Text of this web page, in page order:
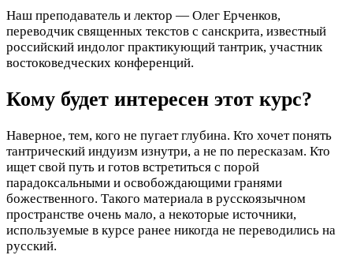
Наш преподаватель и лектор — Олег Ерченков,
переводчик священных текстов с санскрита, известный
российский индолог практикующий тантрик, участник
востоковедческих конференций.
Кому будет интересен этот курс?
Наверное, тем, кого не пугает глубина. Кто хочет понять
тантрический индуизм изнутри, а не по пересказам. Кто
ищет свой путь и готов встретиться с порой
парадоксальными и освобождающими гранями
божественного. Такого материала в русскоязычном
пространстве очень мало, а некоторые источники,
используемые в курсе ранее никогда не переводились на
русский.